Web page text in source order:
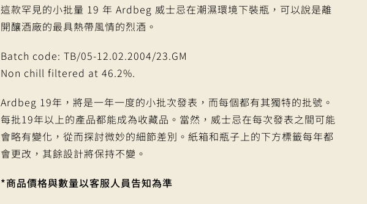
這款罕見的小批量 19 年 Ardbeg 威士忌在潮濕環境下裝瓶，可以說是離
開釀酒廠的最具熱帶風情的烈酒。
Batch code: TB/05-12.02.2004/23.GM
Non chill filtered at 46.2%.
Ardbeg 19年，將是一年一度的小批次發表，而每個都有其獨特的批號。
每批19年以上的產品都能成為收藏品。當然，威士忌在每次發表之間可能
會略有變化，從而探討微妙的細節差別。紙箱和瓶子上的下方標籤每年都
會更改，其餘設計將保持不變。
*商品價格與數量以客服人員告知為準